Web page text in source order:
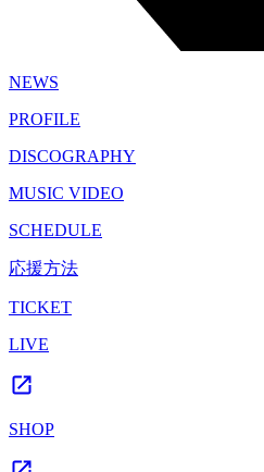
NEWS
PROFILE
DISCOGRAPHY
MUSIC VIDEO
SCHEDULE
応援方法
TICKET
LIVE
SHOP